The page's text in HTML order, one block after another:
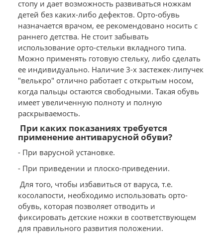
стопу и дает возможность развиваться ножкам
детей без каких-либо дефектов. Орто-обувь
назначается врачом, ее рекомендовано носить с
раннего детства. Не стоит забывать
использование орто-стельки вкладного типа.
Можно применять готовую стельку, либо сделать
ее индивидуально. Наличие 3-х застежек-липучек
"велькро" отлично работает с открытым носом,
когда пальцы остаются свободными. Такая обувь
имеет увеличенную полноту и полную
раскрываемость.
При каких показаниях требуется
применение антиварусной обуви?
- При варусной установке.
- При приведении и плоско-приведении.
Для того, чтобы избавиться от варуса, т.е.
косолапости, необходимо использовать орто-
обувь, которая позволяет отводить и
фиксировать детские ножки в соответствующем
для правильного развития положении.